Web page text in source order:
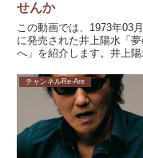
せんか
この動画では、1973年03
に発売された井上陽水「夢
へ」を紹介します。井上陽
には見つからないのに、
探すと、そこにあったりす
不思議です。#井上陽水 #
チャンネルRe-Are